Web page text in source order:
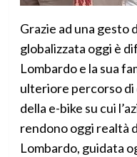
Grazie ad una gesto
globalizzata oggi è
Lombardo e la sua
ulteriore percorso di
della e-bike su cui
rendono oggi realtà
Lombardo, guidata